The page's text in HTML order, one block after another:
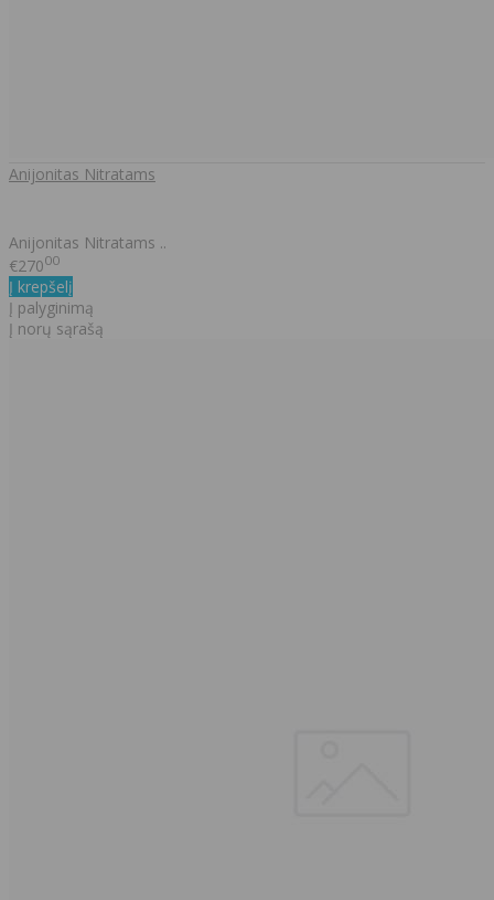
Anijonitas Nitratams
Anijonitas Nitratams ..
€27000
Į krepšelį
Į palyginimą
Į norų sąrašą